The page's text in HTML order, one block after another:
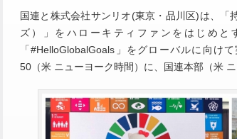
国連と株式会社サンリオ(東京・品川区)は、「
ズ）」をハローキティファンをはじめ
「#HelloGlobalGoals」をグローバルに向け
50（米 ニューヨーク時間）に、国連本部（米